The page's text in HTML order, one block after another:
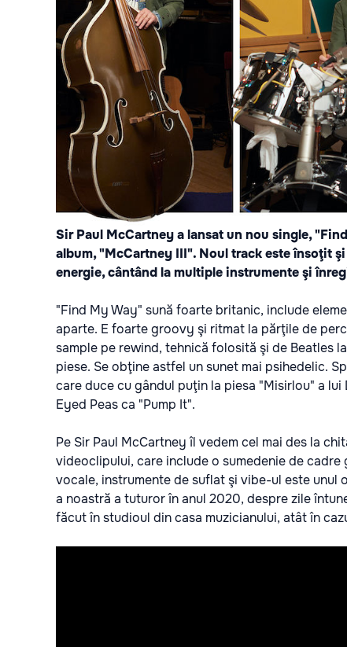
Sir Paul McCartney a lansat un nou single,
album, "McCartney III". Noul track este însoţit
energie, cântând la multiple instrumente şi
"Find My Way" sună foarte britanic, include
aparte. E foarte groovy şi ritmat la părţile de
sample pe rewind, tehnică folosită şi de Beatles
piese. Se obţine astfel un sunet mai psihedelic.
care duce cu gândul puţin la piesa "Misirlou" a
Eyed Peas ca "Pump It".
Pe Sir Paul McCartney îl vedem cel mai des la
videoclipului, care include o sumedenie de
vocale, instrumente de suflat şi vibe-ul este unul
a noastră a tuturor în anul 2020, despre zile
făcut în studioul din casa muzicianului, atât în